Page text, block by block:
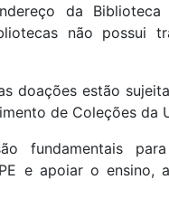
da Biblioteca
não possui
doações estão
de Coleções da
fundamentais
e apoiar o ensino,